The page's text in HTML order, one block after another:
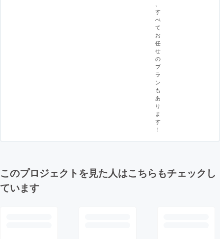
す
べ
て
お
任
せ
の
プ
ラ
ン
も
あ
り
ま
す
！
このプロジェクトを見た人はこちらもチェックし
ています